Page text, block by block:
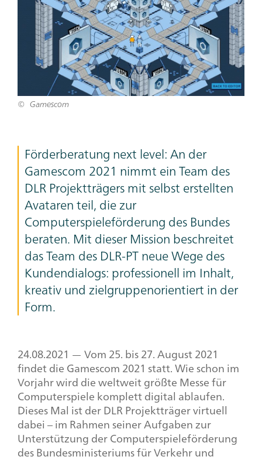
Gamescom
Förderberatung next level: An der
Gamescom 2021 nimmt ein Team des
DLR Projektträgers mit selbst erstellten
Avataren teil, die zur
Computerspieleförderung des Bundes
beraten. Mit dieser Mission beschreitet
das Team des DLR-PT neue Wege des
Kundendialogs: professionell im Inhalt,
kreativ und zielgruppenorientiert in der
Form.
24.08.2021 — Vom 25. bis 27. August 2021
findet die Gamescom 2021 statt. Wie schon im
Vorjahr wird die weltweit größte Messe für
Computerspiele komplett digital ablaufen.
Dieses Mal ist der DLR Projektträger virtuell
dabei – im Rahmen seiner Aufgaben zur
Unterstützung der Computerspieleförderung
des Bundesministeriums für Verkehr und